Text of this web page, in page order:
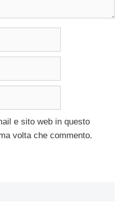
e sito web in questo
volta che commento.